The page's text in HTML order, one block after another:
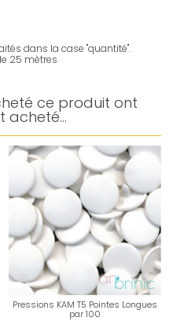
dans la case "quantité".
25 mètres
ce produit ont
acheté...
Pressions KAM T5 Pointes Longues
par 100